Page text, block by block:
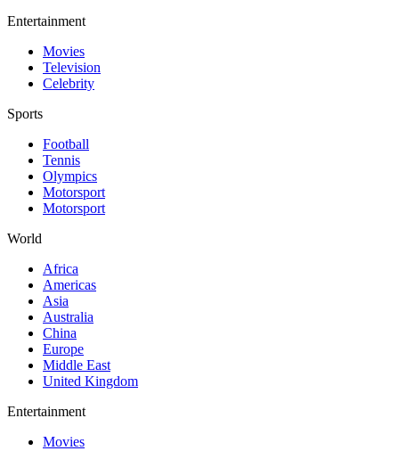
Entertainment
Movies
Television
Celebrity
Sports
Football
Tennis
Olympics
Motorsport
Motorsport
World
Africa
Americas
Asia
Australia
China
Europe
Middle East
United Kingdom
Entertainment
Movies